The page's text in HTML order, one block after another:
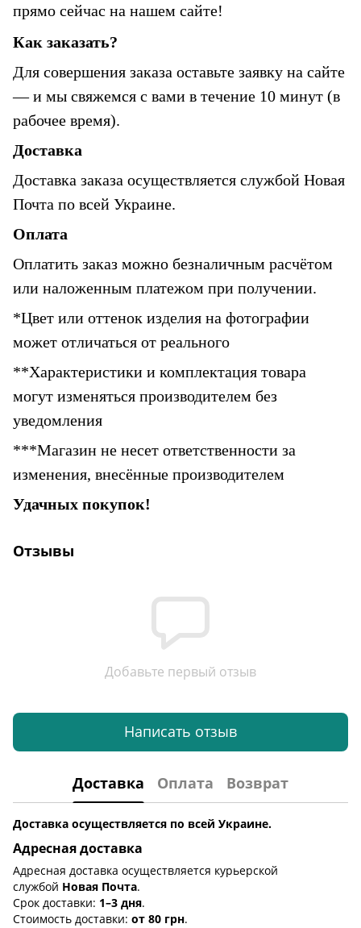
прямо сейчас на нашем сайте!
Как заказать?
Для совершения заказа оставьте заявку на сайте
— и мы свяжемся с вами в течение 10 минут (в
рабочее время).
Доставка
Доставка заказа осуществляется службой Новая
Почта по всей Украине.
Оплата
Оплатить заказ можно безналичным расчётом
или наложенным платежом при получении.
*Цвет или оттенок изделия на фотографии
может отличаться от реального
**Характеристики и комплектация товара
могут изменяться производителем без
уведомления
***Магазин не несет ответственности за
изменения, внесённые производителем
Удачных покупок!
Отзывы
Добавьте первый отзыв
Написать отзыв
Доставка Оплата Возврат
Доставка осуществляется по всей Украине.
Адресная доставка
Адресная доставка осуществляется курьерской
службой Новая Почта.
Срок доставки: 1–3 дня.
Стоимость доставки: от 80 грн.